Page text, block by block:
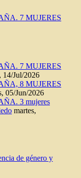
7 MUJERES
7 MUJERES
14/Jul/2026
8 MUJERES
05/Jun/2026
3 mujeres
martes,
de género y